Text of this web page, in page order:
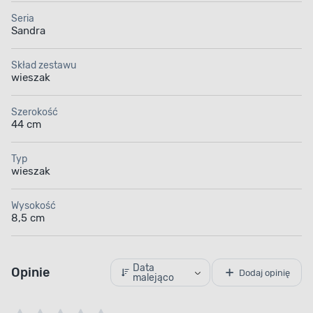
Seria
Sandra
Skład zestawu
wieszak
Szerokość
44 cm
Typ
wieszak
Wysokość
8,5 cm
Opinie
Data
malejąco
Dodaj opinię